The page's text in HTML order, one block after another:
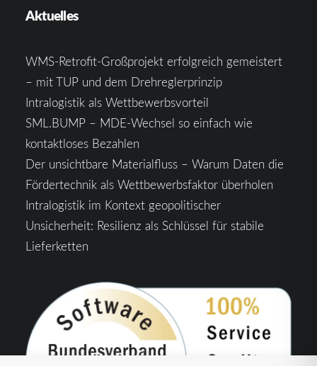
Aktuelles
WMS-Retrofit-Großprojekt erfolgreich gemeistert
– mit TUP und dem Drehreglerprinzip
Intralogistik als Wettbewerbsvorteil
SML.BUMP – MDE-Wechsel so einfach wie
kontaktloses Bezahlen
Der unsichtbare Materialfluss – Warum Daten die
Fördertechnik als Wettbewerbsfaktor überholen
Intralogistik im Kontext geopolitischer
Unsicherheit: Resilienz als Schlüssel für stabile
Lieferketten